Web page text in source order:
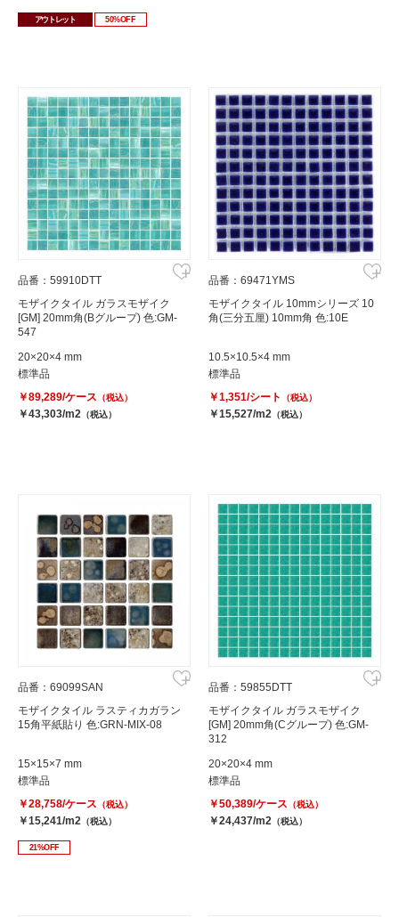
アウトレット 50%OFF
品番：59910DTT
モザイクタイル ガラスモザイク
[GM] 20mm角(Bグループ) 色:GM-
547
20×20×4 mm
標準品
￥89,289/ケース （税込）
￥43,303/m2 （税込）
品番：69471YMS
モザイクタイル 10mmシリーズ 10
角(三分五厘) 10mm角 色:10E
10.5×10.5×4 mm
標準品
￥1,351/シート
（税込）
￥15,527/m2 （税込）
品番：69099SAN
モザイクタイル ラスティカガラン
15角平紙貼り 色:GRN-MIX-08
15×15×7 mm
標準品
￥28,758/ケース （税込）
￥15,241/m2 （税込）
21%OFF
品番：59855DTT
モザイクタイル ガラスモザイク
[GM] 20mm角(Cグループ) 色:GM-
312
20×20×4 mm
標準品
￥50,389/ケース （税込）
￥24,437/m2 （税込）